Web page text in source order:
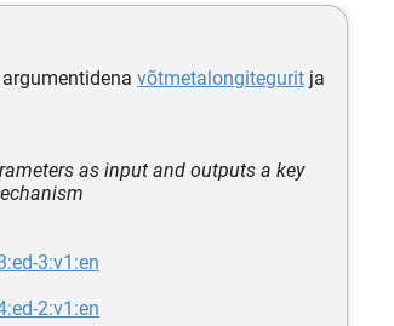
võtmetalongitegurit ja
as input and outputs a key
3:v1:en
2:v1:en